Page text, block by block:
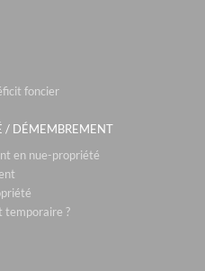
foncier
/ DÉMEMBREMENT
en nue-propriété
temporaire ?